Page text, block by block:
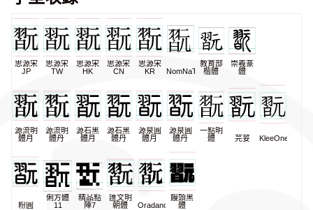
思源宋
JP
思源宋
TW
思源宋
HK
思源宋
CN
思源宋
KR
NomNaTong
教育部
楷體
崇羲篆
體
源流明
體月
源流明
體丹
源石黑
體月
源石黑
體丹
源泉圓
體月
源泉圓
體丹
一點明
體
芫荽 KleeOne
粉圓
俐方體
11
精品點
陣7
匯文明
朝體
Oradano
饅頭黑
體